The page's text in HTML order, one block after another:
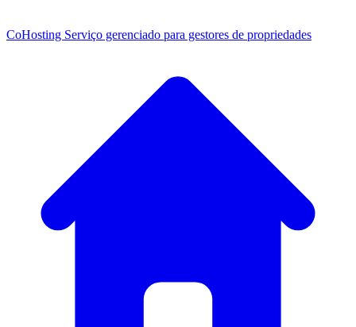
CoHosting Serviço gerenciado para gestores de propriedades